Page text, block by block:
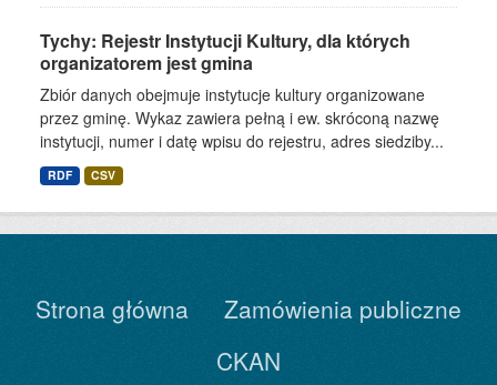
Tychy: Rejestr Instytucji Kultury, dla których
organizatorem jest gmina
Zbiór danych obejmuje instytucje kultury organizowane
przez gminę. Wykaz zawiera pełną i ew. skróconą nazwę
instytucji, numer i datę wpisu do rejestru, adres siedziby...
RDF CSV
Strona główna
Zamówienia publiczne
CKAN